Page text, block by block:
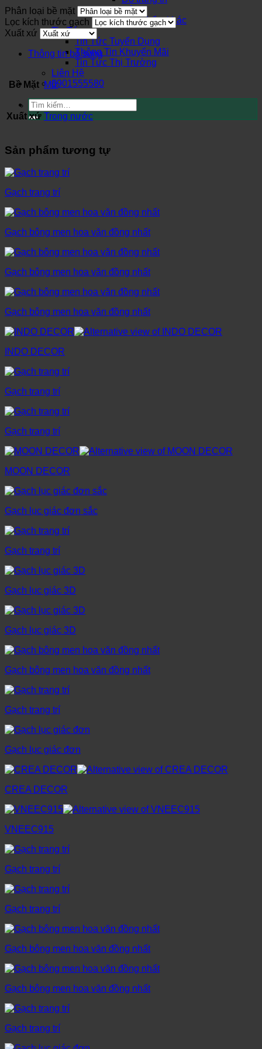
Cửa
Sản phẩm khác
Tin Tức
Tin Tức Tuyển Dụng
Thông Tin Khuyến Mãi
Tin Tức Thị Trường
Liên Hệ
0901555580
Tìm
kiếm:
Phân loại bề mặt
Lọc kích thước gạch
Xuất xứ
Thông tin bổ sung
Bề Mặt Mờ
Xuất xứ Trong nước
Sản phẩm tương tự
Gạch trang trí
Gạch bông men hoa văn đồng nhất
Gạch bông men hoa văn đồng nhất
Gạch bông men hoa văn đồng nhất
INDO DECOR
Gạch trang trí
Gạch trang trí
MOON DECOR
Gạch lục giác đơn sắc
Gạch trang trí
Gạch lục giác 3D
Gạch lục giác 3D
Gạch bông men hoa văn đồng nhất
Gạch trang trí
Gạch lục giác đơn
CREA DECOR
VNEEC915
Gạch trang trí
Gạch trang trí
Gạch bông men hoa văn đồng nhất
Gạch bông men hoa văn đồng nhất
Gạch trang trí